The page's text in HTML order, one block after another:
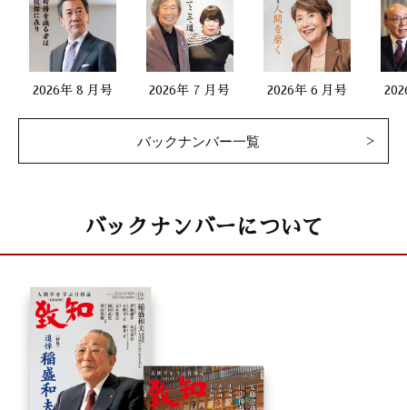
2026年 8 月号 2026年 7 月号 2026年 6 月号
バックナンバー一覧
バックナンバーについて